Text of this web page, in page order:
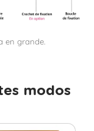
en grande.
modos